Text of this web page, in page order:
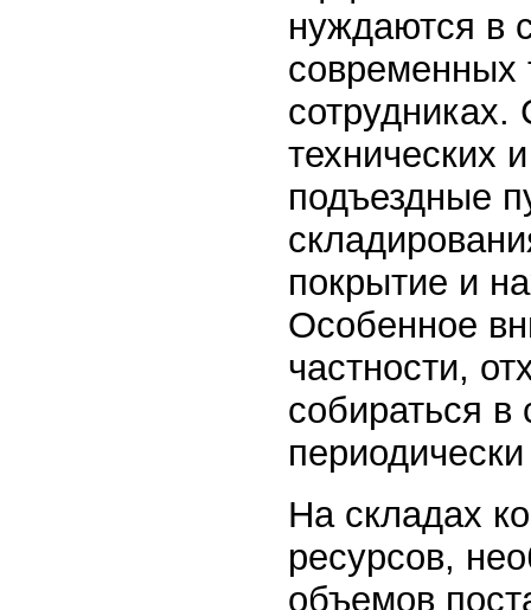
нуждаются в
современных
технических
подъездные
покрытие и
Особенное
частности,
собираться
На складах
ресурсов,
объемов